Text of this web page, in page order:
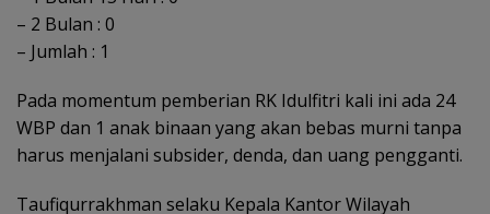
– 2 Bulan : 0
– Jumlah : 1
Pada momentum pemberian RK Idulfitri kali ini ada 24
WBP dan 1 anak binaan yang akan bebas murni tanpa
harus menjalani subsider, denda, dan uang pengganti.
Taufiqurrakhman selaku Kepala Kantor Wilayah